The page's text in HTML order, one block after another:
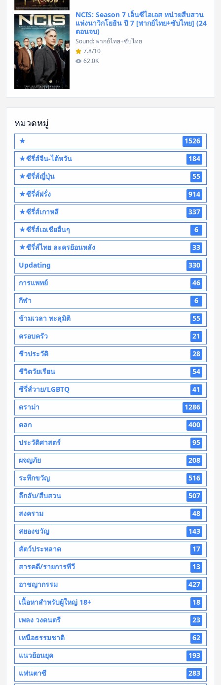
NCIS: Season 7 เอ็นซีไอเอส หน่วยสืบสวน
แห่งนาวิกโยธิน ปี 7 [พากย์ไทย+ซับไทย] (24
ตอนจบ)
Sound: พากย์ไทย+ซับไทย
7.8/10
62.0K
หมวดหมู่
★
1526
★ซีรี่ส์จีน-ไต้หวัน
184
★ซีรี่ส์ญี่ปุ่น
55
★ซีรี่ส์ฝรั่ง
914
★ซีรี่ส์เกาหลี
337
★ซีรี่ส์เอเชียอื่นๆ
6
★ซีรี่ส์ไทย ละครย้อนหลัง
33
Updating
330
การแพทย์
46
กีฬา
6
ข้ามเวลา ทะลุมิติ
55
ครอบครัว
21
ชีวประวัติ
28
ชีวิตวัยเรียน
54
ซีรี่ส์วาย/LGBTQ
41
ดราม่า
1286
ตลก
400
ประวัติศาสตร์
95
ผจญภัย
208
ระทึกขวัญ
516
ลึกลับ/สืบสวน
507
สงคราม
48
สยองขวัญ
143
สัตว์ประหลาด
17
สารคดี/รายการทีวี
13
อาชญากรรม
427
เนื้อหาสำหรับผู้ใหญ่ 18+
18
เพลง วงดนตรี
23
เหนือธรรมชาติ
62
แนวย้อนยุค
193
แฟนตาซี
283